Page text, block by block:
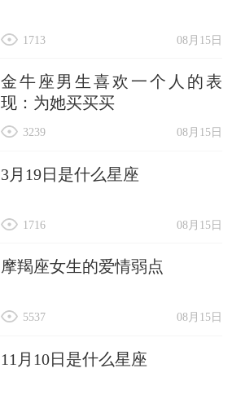
08月15日
1713
金牛座男生喜欢一个人的表
现：为她买买买
08月15日
3239
3月19日是什么星座
08月15日
1716
摩羯座女生的爱情弱点
08月15日
5537
11月10日是什么星座